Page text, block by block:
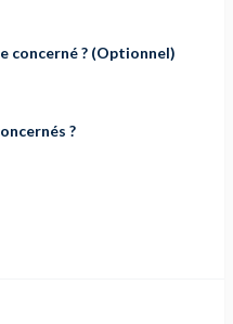
concerné ? (Optionnel)
?